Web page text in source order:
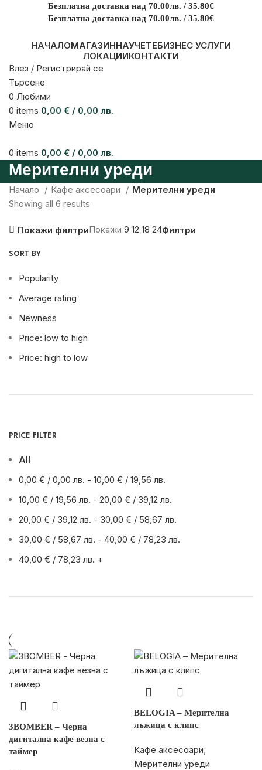
Безплатна доставка над 70.00лв. / 35.80€
Безплатна доставка над 70.00лв. / 35.80€
НАЧАЛОМАГАЗИННАУЧЕТЕБИЗНЕС УСЛУГИ
ЛОКАЦИИКОНТАКТИ
Влез / Регистрирай се
Търсене
0 Любими
0 items 0,00 € / 0,00 лв.
Меню
0 items 0,00 € / 0,00 лв.
Мерителни уреди
Начало Кафе аксесоари
Мерителни уреди
Showing all 6 results
Покажи филтриПокажи 9 12 18 24Филтри
SORT BY
Popularity
Average rating
Newness
Price: low to high
Price: high to low
PRICE FILTER
All
0,00 € / 0,00 лв. - 10,00 € / 19,56 лв.
10,00 € / 19,56 лв. - 20,00 € / 39,12 лв.
20,00 € / 39,12 лв. - 30,00 € / 58,67 лв.
30,00 € / 58,67 лв. - 40,00 € / 78,23 лв.
40,00 € / 78,23 лв. +
3BOMBER – Черна
дигитална кафе везна с
таймер
BELOGIA – Мерителна
лъжица с клипс
Кафе аксесоари,
Мерителни уреди